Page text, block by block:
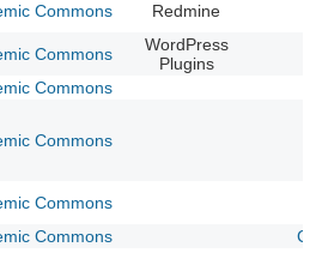
Commons Redmine
Commons
WordPress
Plugins
Commons
Commons
Commons
Commons